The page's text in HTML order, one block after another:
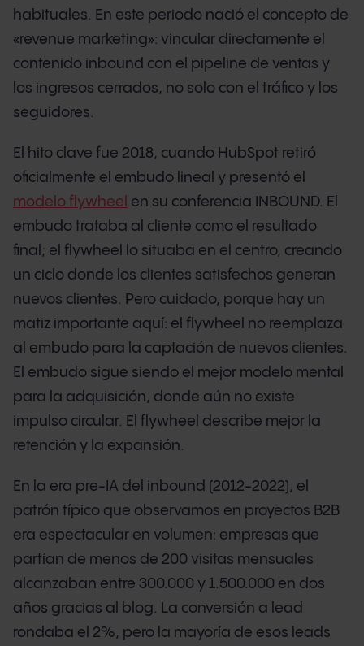
habituales. En este periodo nació el concepto de
«revenue marketing»: vincular directamente el
contenido inbound con el pipeline de ventas y
los ingresos cerrados, no solo con el tráfico y los
seguidores.
El hito clave fue 2018, cuando HubSpot retiró
oficialmente el embudo lineal y presentó el
modelo flywheel en su conferencia INBOUND. El
embudo trataba al cliente como el resultado
final; el flywheel lo situaba en el centro, creando
un ciclo donde los clientes satisfechos generan
nuevos clientes. Pero cuidado, porque hay un
matiz importante aquí: el flywheel no reemplaza
al embudo para la captación de nuevos clientes.
El embudo sigue siendo el mejor modelo mental
para la adquisición, donde aún no existe
impulso circular. El flywheel describe mejor la
retención y la expansión.
En la era pre-IA del inbound (2012-2022), el
patrón típico que observamos en proyectos B2B
era espectacular en volumen: empresas que
partían de menos de 200 visitas mensuales
alcanzaban entre 300.000 y 1.500.000 en dos
años gracias al blog. La conversión a lead
rondaba el 2%, pero la mayoría de esos leads